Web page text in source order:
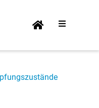
Start­
sei­te